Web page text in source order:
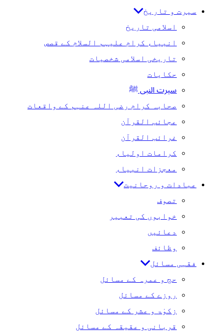
سیرت و تاریخ
اسلامی تاریخ
انبیاء کرام علیہم السلام کے قصص
تاریخی اسلامی شخصیات
حکایات
سیرت النبی ﷺ
صحابہ کرام رضی اللہ عنہم کے واقعات
عجائب القرآن
غرائب القرآن
کرامات اولیاء
معجزات انبیاء
عبادات و روحانیت
تصوف
خوابوں کی تعبیر
دعائیں
وظائف
فقہی مسائل
حج و عمرہ کے مسائل
روزے کے مسائل
زکوٰۃ و عشر کے مسائل
قربانی و عقیقہ کے مسائل